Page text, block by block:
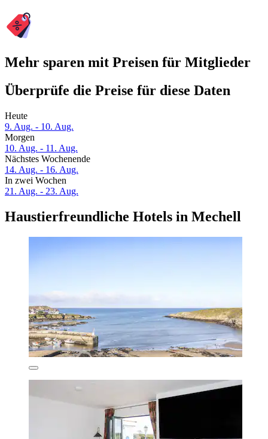
Mehr sparen mit Preisen für Mitglieder
Überprüfe die Preise für diese Daten
Heute
9. Aug. - 10. Aug.
Morgen
10. Aug. - 11. Aug.
Nächstes Wochenende
14. Aug. - 16. Aug.
In zwei Wochen
21. Aug. - 23. Aug.
Haustierfreundliche Hotels in Mechell